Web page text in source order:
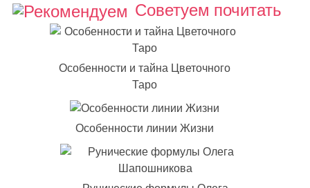
Советуем почитать
Особенности и тайна Цветочного
Таро
Особенности линии Жизни